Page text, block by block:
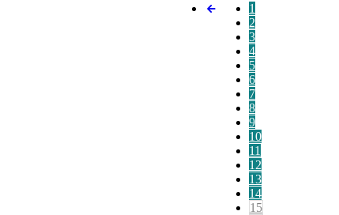
1
2
3
4
5
6
7
8
9
10
11
12
13
14
15